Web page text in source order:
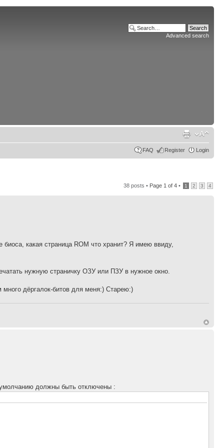
Advanced search
FAQ Register Login
38 posts • Page 1 of 4 • 1 2 3 4
какая страница ROM что хранит? Я имею ввиду,
нужную страничку ОЗУ или ПЗУ в нужное окно.
дёргалок-битов для меня:) Старею:)
должны быть отключены :